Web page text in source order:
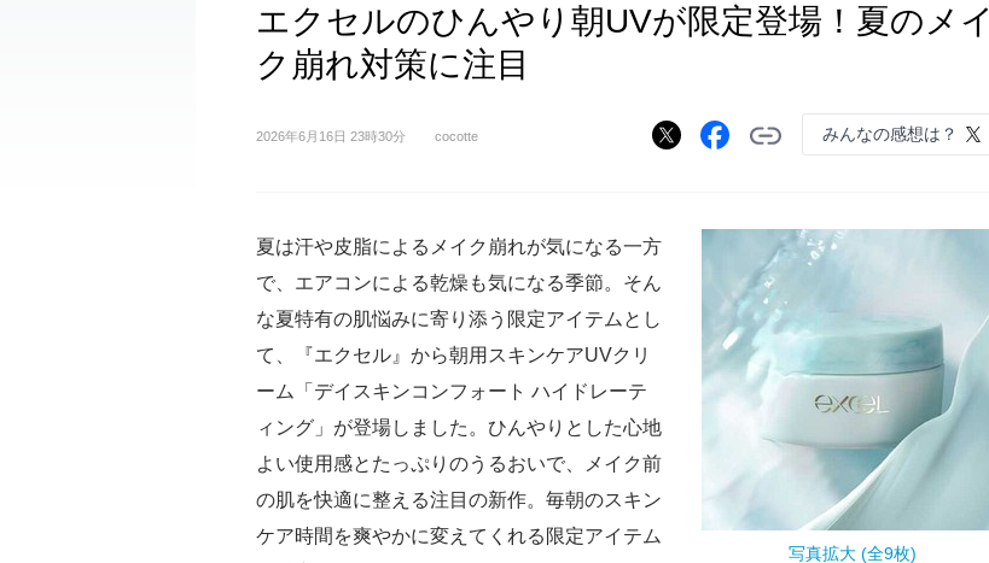
エクセルのひんやり朝UVが限定登場！夏のメイ
ク崩れ対策に注目
2026年6月16日 23時30分 cocotte みんなの感想は？
写真拡大 (全9枚)
夏は汗や皮脂によるメイク崩れが気になる一方
で、エアコンによる乾燥も気になる季節。そん
な夏特有の肌悩みに寄り添う限定アイテムとし
て、『エクセル』から朝用スキンケアUVクリ
ーム「デイスキンコンフォート ハイドレーテ
ィング」が登場しました。ひんやりとした心地
よい使用感とたっぷりのうるおいで、メイク前
の肌を快適に整える注目の新作。毎朝のスキン
ケア時間を爽やかに変えてくれる限定アイテム